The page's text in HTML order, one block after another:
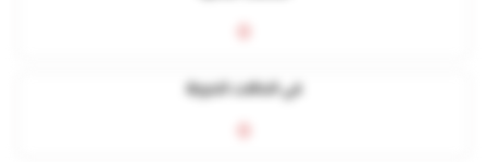
في الحالات الحرجة